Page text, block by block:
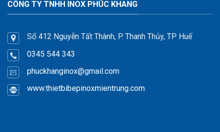
CÔNG TY TNHH INOX PHÚC KHANG
Số 412 Nguyễn Tất Thành, P. Thanh Thủy, TP Huế
0345 544 343
phuckhanginox@gmail.com
www.thietbibepinoxmientrung.com